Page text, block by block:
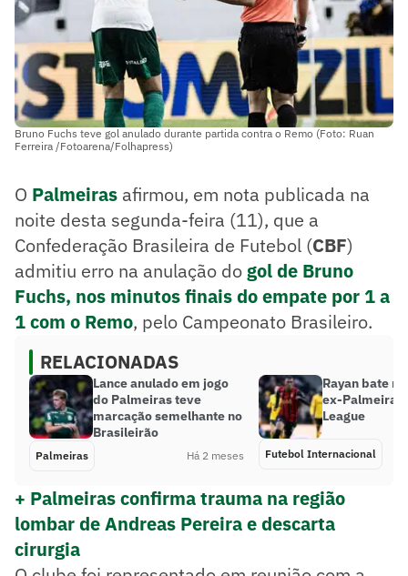
Bruno Fuchs teve gol anulado durante partida contra o Remo (Foto: Ruan
Ferreira /Fotoarena/Folhapress)
O Palmeiras afirmou, em nota publicada na
noite desta segunda-feira (11), que a
Confederação Brasileira de Futebol (CBF)
admitiu erro na anulação do gol de Bruno
Fuchs, nos minutos finais do empate por 1 a
1 com o Remo, pelo Campeonato Brasileiro.
RELACIONADAS
Lance anulado em jogo
do Palmeiras teve
marcação semelhante no
Brasileirão
Palmeiras Há 2 meses
Rayan bate
ex-Palmeiras
League
Futebol Internacional
+ Palmeiras confirma trauma na região
lombar de Andreas Pereira e descarta
cirurgia